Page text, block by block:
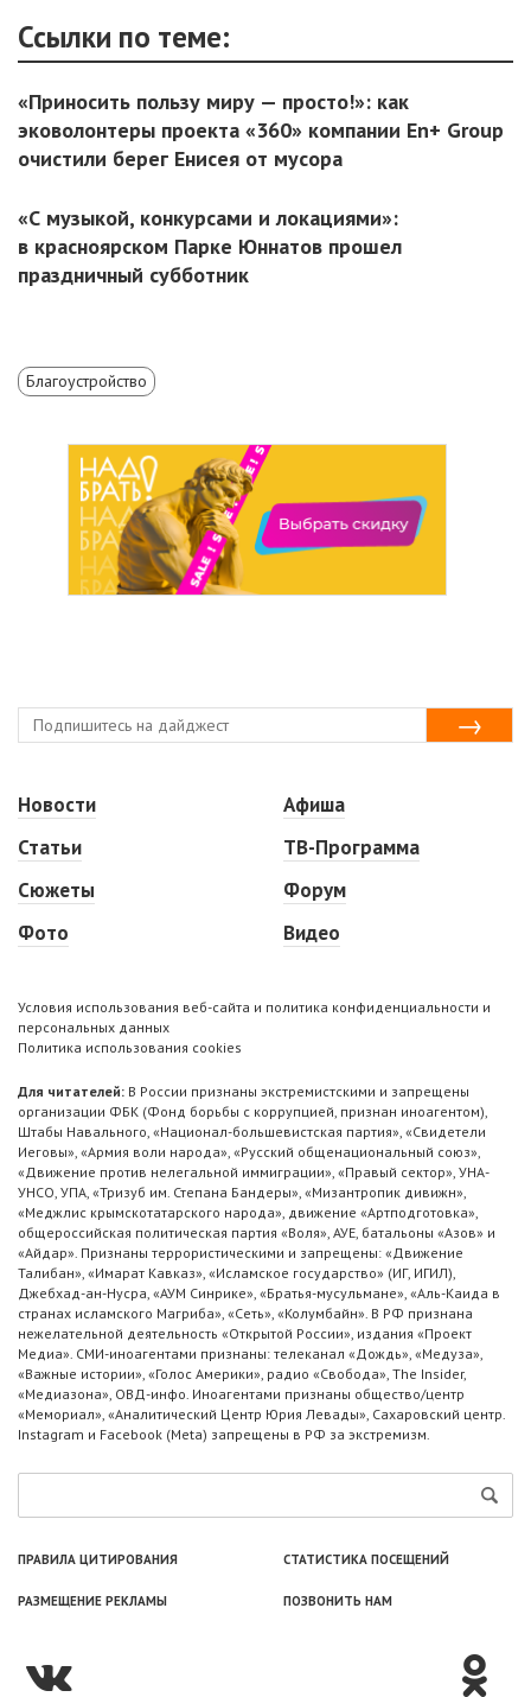
Ссылки по теме:
«Приносить пользу миру — просто!»: как
эковолонтеры проекта «360» компании En+ Group
очистили берег Енисея от мусора
«С музыкой, конкурсами и локациями»:
в красноярском Парке Юннатов прошел
праздничный субботник
Благоустройство
Новости
Статьи
Сюжеты
Фото
Афиша
ТВ-Программа
Форум
Видео
Условия использования веб-сайта и политика конфиденциальности и
персональных данных
Политика использования cookies
Для читателей: В России признаны экстремистскими и запрещены
организации ФБК (Фонд борьбы с коррупцией, признан иноагентом),
Штабы Навального, «Национал-большевистская партия», «Свидетели
Иеговы», «Армия воли народа», «Русский общенациональный союз»,
«Движение против нелегальной иммиграции», «Правый сектор», УНА-
УНСО, УПА, «Тризуб им. Степана Бандеры», «Мизантропик дивижн»,
«Меджлис крымскотатарского народа», движение «Артподготовка»,
общероссийская политическая партия «Воля», АУЕ, батальоны «Азов» и
«Айдар». Признаны террористическими и запрещены: «Движение
Талибан», «Имарат Кавказ», «Исламское государство» (ИГ, ИГИЛ),
Джебхад-ан-Нусра, «АУМ Синрике», «Братья-мусульмане», «Аль-Каида в
странах исламского Магриба», «Сеть», «Колумбайн». В РФ признана
нежелательной деятельность «Открытой России», издания «Проект
Медиа». СМИ-иноагентами признаны: телеканал «Дождь», «Медуза»,
«Важные истории», «Голос Америки», радио «Свобода», The Insider,
«Медиазона», ОВД-инфо. Иноагентами признаны общество/центр
«Мемориал», «Аналитический Центр Юрия Левады», Сахаровский центр.
Instagram и Facebook (Metа) запрещены в РФ за экстремизм.
ПРАВИЛА ЦИТИРОВАНИЯ СТАТИСТИКА ПОСЕЩЕНИЙ
РАЗМЕЩЕНИЕ РЕКЛАМЫ ПОЗВОНИТЬ НАМ